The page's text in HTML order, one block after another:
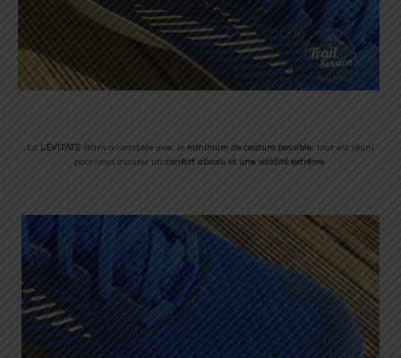
La LEVITATE étant assemblée avec le minimum de couture possible, tout est réuni
pour vous assurer un confort absolu et une solidité extrême.